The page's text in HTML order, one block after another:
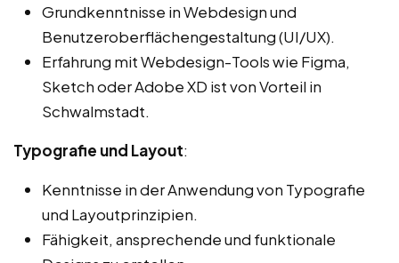
Grundkenntnisse in Webdesign und
Benutzeroberflächengestaltung (UI/UX).
Erfahrung mit Webdesign-Tools wie Figma,
Sketch oder Adobe XD ist von Vorteil in
Schwalmstadt.
Typografie und Layout:
Kenntnisse in der Anwendung von Typografie
und Layoutprinzipien.
Fähigkeit, ansprechende und funktionale